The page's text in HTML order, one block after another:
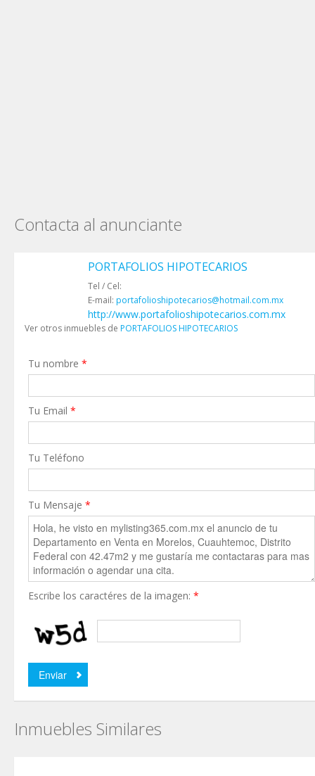
Contacta al anunciante
PORTAFOLIOS HIPOTECARIOS
Tel / Cel:
E-mail: portafolioshipotecarios@hotmail.com.mx
http://www.portafolioshipotecarios.com.mx
Ver otros inmuebles de PORTAFOLIOS HIPOTECARIOS
Tu nombre *
Tu Email *
Tu Teléfono
Tu Mensaje *
Escribe los caractéres de la imagen: *
Inmuebles Similares